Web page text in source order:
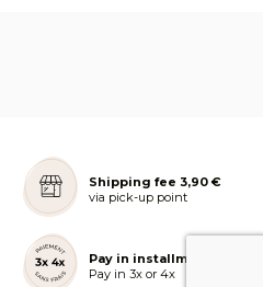
Shipping fee 3,90 €
via pick-up point
Pay in installments
Pay in 3x or 4x